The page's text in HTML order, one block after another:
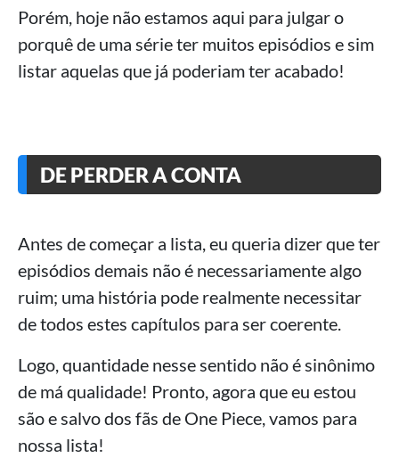
Porém, hoje não estamos aqui para julgar o
porquê de uma série ter muitos episódios e sim
listar aquelas que já poderiam ter acabado!
DE PERDER A CONTA
Antes de começar a lista, eu queria dizer que ter
episódios demais não é necessariamente algo
ruim; uma história pode realmente necessitar
de todos estes capítulos para ser coerente.
Logo, quantidade nesse sentido não é sinônimo
de má qualidade! Pronto, agora que eu estou
são e salvo dos fãs de One Piece, vamos para
nossa lista!